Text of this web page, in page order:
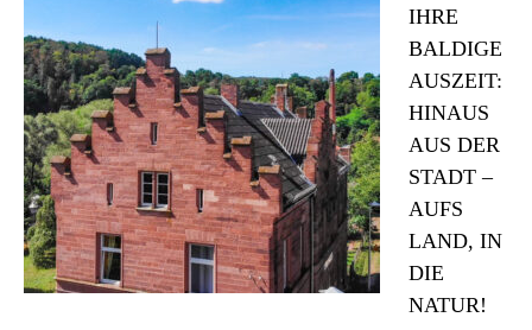
IHRE
BALDIGE
AUSZEIT:
HINAUS
AUS DER
STADT –
AUFS
LAND, IN
DIE
NATUR!